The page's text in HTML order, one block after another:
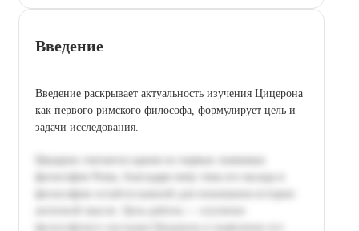
Введение
Введение раскрывает актуальность изучения Цицерона
как первого римского философа, формулирует цель и
задачи исследования.